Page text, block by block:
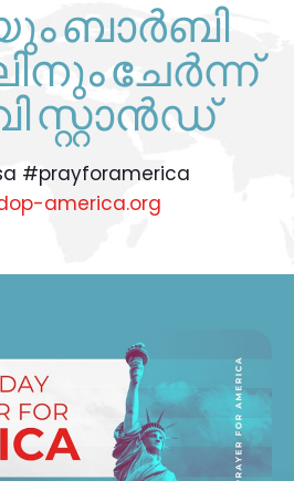
ബാർബി
ചേർന്ന്
സ്റ്റാൻഡ്
#prayforamerica
america.org